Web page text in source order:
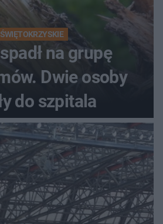
ŚWIĘTOKRZYSKIE
na grupę
Dwie osoby
do szpitala